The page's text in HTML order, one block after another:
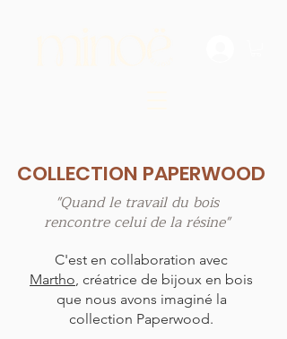
COLLECTION PAPERWOOD
"Quand le travail du bois
rencontre celui de la résine"
C'est en collaboration avec
Martho , créatrice de bijoux en bois
que nous avons imaginé la
collection Paperwood.